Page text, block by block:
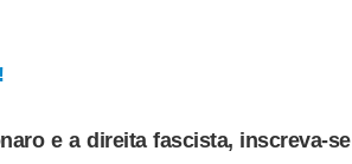
e a direita fascista, inscreva-se